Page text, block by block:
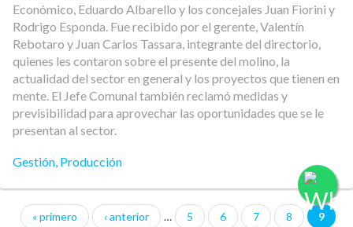
Económico, Eduardo Albarello y los concejales Juan Fiorini y
Rodrigo Esponda. Fue recibido por el gerente, Valentín
Rebotaro y Juan Carlos Tassara, integrante del directorio,
quienes les contaron sobre el presente del molino, la
actualidad del sector en general y los proyectos que tienen en
mente. El Jefe Comunal también reclamó medidas y
previsibilidad para aprovechar las oportunidades que se le
presentan al sector.
Gestión, Producción
« primero ‹ anterior … 5 6 7 8 9